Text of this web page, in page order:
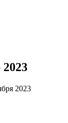
2023